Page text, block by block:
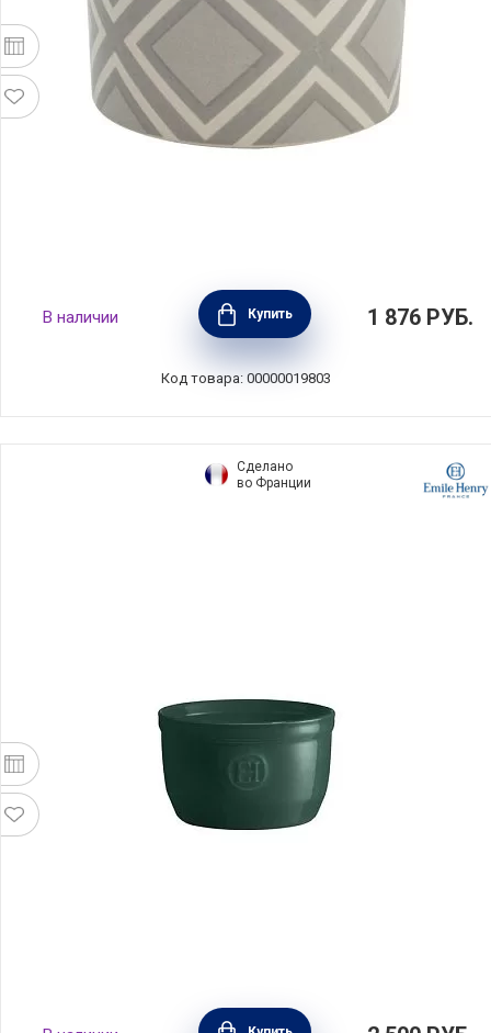
Рамекин City Square, диаметр 7,8 см,
материал керамика, цвет серый, T&G,
Великобритания, 18411
В наличии Купить 1 876 РУБ.
Код товара: 00000019803
Сделано
во Франции
Рамекин № 10, 10,5х10.5х6 см, цвет кедр ,